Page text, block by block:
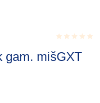
0.001
gam. mišGXT